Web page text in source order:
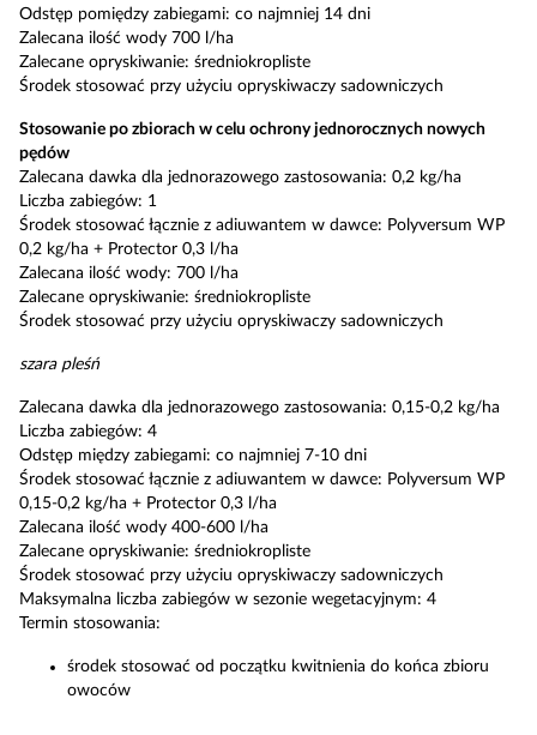
Odstęp pomiędzy zabiegami: co najmniej 14 dni
Zalecana ilość wody 700 l/ha
Zalecane opryskiwanie: średniokropliste
Środek stosować przy użyciu opryskiwaczy sadowniczych
Stosowanie po zbiorach w celu ochrony jednorocznych nowych
pędów
Zalecana dawka dla jednorazowego zastosowania: 0,2 kg/ha
Liczba zabiegów: 1
Środek stosować łącznie z adiuwantem w dawce: Polyversum WP
0,2 kg/ha + Protector 0,3 l/ha
Zalecana ilość wody: 700 l/ha
Zalecane opryskiwanie: średniokropliste
Środek stosować przy użyciu opryskiwaczy sadowniczych
szara pleśń
Zalecana dawka dla jednorazowego zastosowania: 0,15-0,2 kg/ha
Liczba zabiegów: 4
Odstęp między zabiegami: co najmniej 7-10 dni
Środek stosować łącznie z adiuwantem w dawce: Polyversum WP
0,15-0,2 kg/ha + Protector 0,3 l/ha
Zalecana ilość wody 400-600 l/ha
Zalecane opryskiwanie: średniokropliste
Środek stosować przy użyciu opryskiwaczy sadowniczych
Maksymalna liczba zabiegów w sezonie wegetacyjnym: 4
Termin stosowania:
środek stosować od początku kwitnienia do końca zbioru
owoców